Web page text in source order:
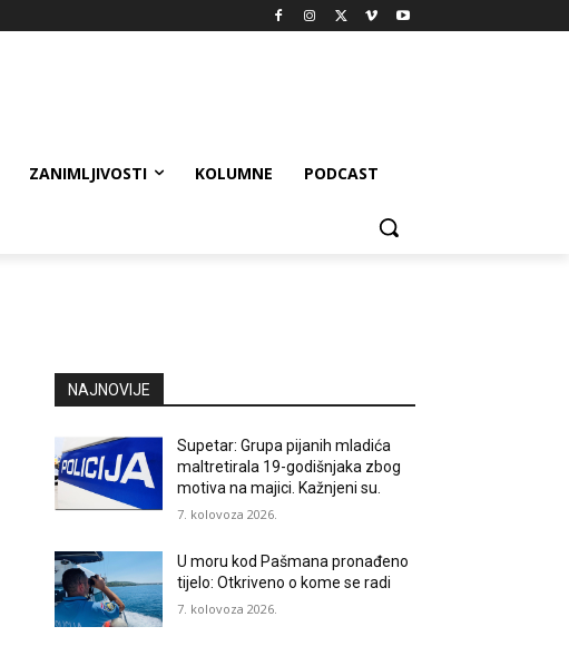
ZANIMLJIVOSTI KOLUMNE PODCAST
NAJNOVIJE
Supetar: Grupa pijanih mladića
maltretirala 19-godišnjaka zbog
motiva na majici. Kažnjeni su.
7. kolovoza 2026.
U moru kod Pašmana pronađeno
tijelo: Otkriveno o kome se radi
7. kolovoza 2026.